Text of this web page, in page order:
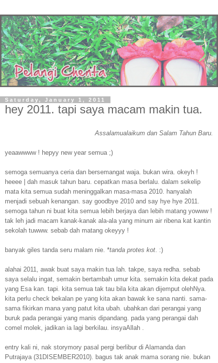
Saturday, January 1, 2011
hey 2011. tapi saya macam makin tua.
Assalamualaikum dan Salam Tahun Baru.
yeaawwww ! hepyy new year semua ;)
semoga semuanya ceria dan bersemangat waja. bukan wira. okeyh !
heeee | dah masuk tahun baru. cepatkan masa berlalu. dalam sekelip
mata kita semua sudah meninggalkan masa-masa 2010. hanyalah
menjadi sebuah kenangan. say goodbye 2010 and say hye hye 2011.
semoga tahun ni buat kita semua lebih berjaya dan lebih matang yowww !
tak leh jadi macam kanak-kanak ala-ala yang minum air ribena kat kantin
sekolah tuwww. sebab dah matang okeyyy !
banyak giles tanda seru malam nie. *tanda protes kot . :)
alahai 2011, awak buat saya makin tua lah. takpe, saya redha. sebab
saya selalu ingat, semakin bertambah umur kita. semakin kita dekat pada
yang Esa kan. tapi. kita semua tak tau bila kita akan dijemput olehNya.
kita perlu check bekalan pe yang kita akan bawak ke sana nanti. sama-
sama fikirkan mana yang patut kita ubah. ubahkan dari perangai yang
buruk pada perangai yang manis dipandang. pada yang perangai dah
comel molek, jadikan ia lagi berkilau. insyaAllah .
entry kali ni, nak storymory pasal pergi berlibur di Alamanda dan
Putrajaya (31DISEMBER2010). bagus tak anak mama sorang nie. bukan